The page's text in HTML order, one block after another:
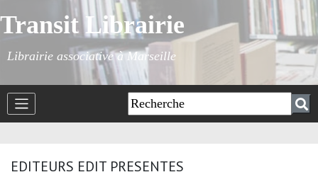
Transit Librairie
Librairie associative à Marseille
EDITEURS EDIT PRESENTES